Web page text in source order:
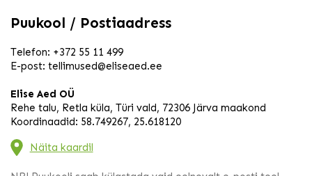
Puukool / Postiaadress
Telefon: +372 55 11 499
E-post: tellimused@eliseaed.ee
Elise Aed OÜ
Rehe talu, Retla küla, Türi vald, 72306 Järva maakond
Koordinaadid: 58.749267, 25.618120
Näita kaardil